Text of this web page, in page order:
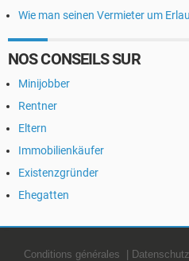
Wie man seinen Vermieter um
NOS CONSEILS SUR
Minijobber
Rentner
Eltern
Immobilienkäufer
Existenzgründer
Ehegatten
Conditions générales Datenschutz